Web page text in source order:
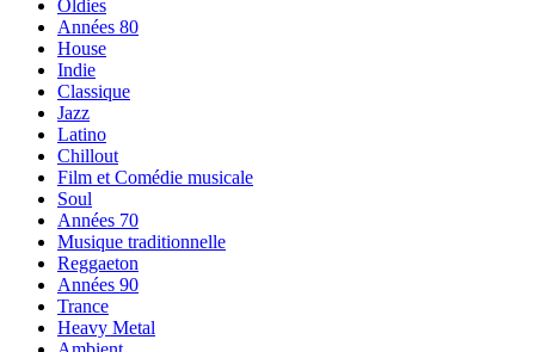
Oldies
Années 80
House
Indie
Classique
Jazz
Latino
Chillout
Film et Comédie musicale
Soul
Années 70
Musique traditionnelle
Reggaeton
Années 90
Trance
Heavy Metal